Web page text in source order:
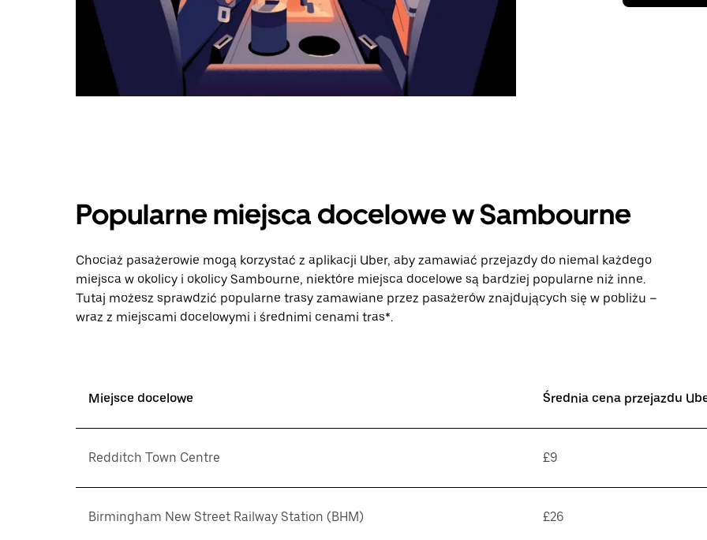
Popularne miejsca docelowe w Sambourne
Chociaż pasażerowie mogą korzystać z aplikacji Uber, aby zamawiać przejazdy do niemal każdego
miejsca w okolicy i okolicy Sambourne, niektóre miejsca docelowe są bardziej popularne niż inne.
Tutaj możesz sprawdzić popularne trasy zamawiane przez pasażerów znajdujących się w pobliżu –
wraz z miejscami docelowymi i średnimi cenami tras*.
Miejsce docelowe Średnia cena przejazdu
Redditch Town Centre £9
Birmingham New Street Railway Station (BHM) £26